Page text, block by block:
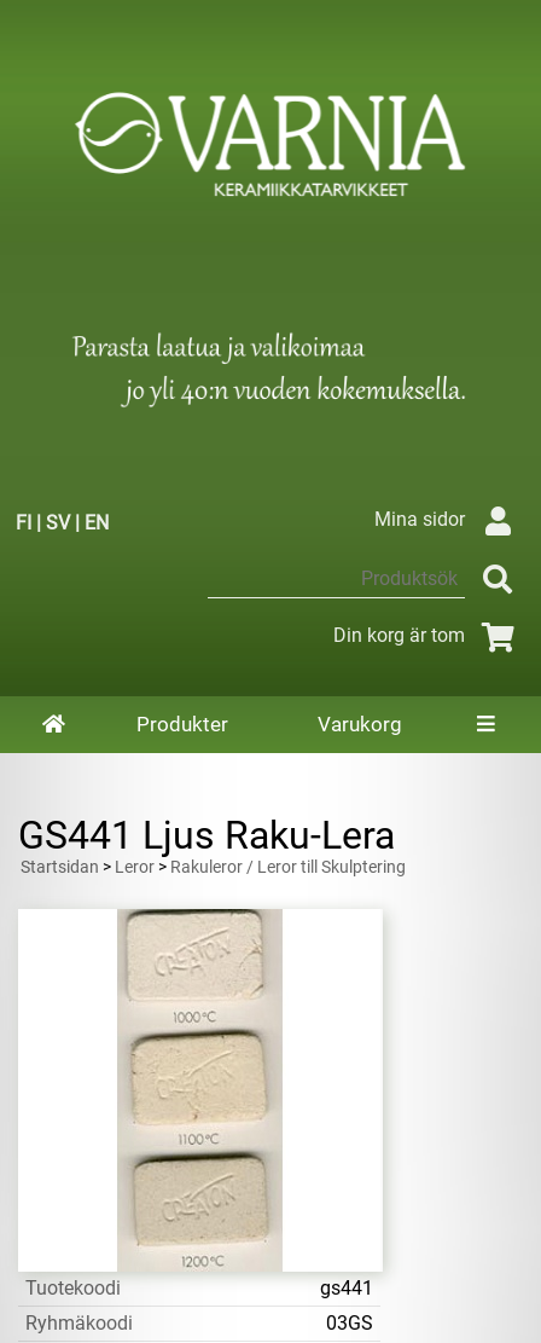
FI | SV| EN Mina sidor
Din korg är tom
Produkter Varukorg
GS441 Ljus Raku-Lera
Startsidan > Leror > Rakuleror / Leror till Skulptering
Tuotekoodi
gs441
Ryhmäkoodi
03GS